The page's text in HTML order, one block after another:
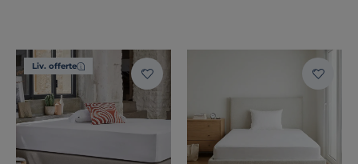
Liv. offerte